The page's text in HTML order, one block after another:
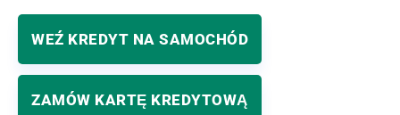
WEŹ KREDYT NA SAMOCHÓD
ZAMÓW KARTĘ KREDYTOWĄ